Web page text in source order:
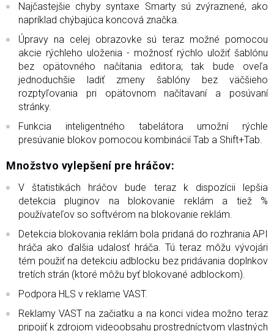
Najčastejšie chyby syntaxe Smarty sú zvýraznené, ako
napríklad chýbajúca koncová značka.
Úpravy na celej obrazovke sú teraz možné pomocou
akcie rýchleho uloženia - možnosť rýchlo uložiť šablónu
bez opätovného načítania editora; tak bude oveľa
jednoduchšie ladiť zmeny šablóny bez väčšieho
rozptyľovania pri opätovnom načítavaní a posúvaní
stránky.
Funkcia inteligentného tabelátora umožní rýchle
presúvanie blokov pomocou kombinácií Tab a Shift+Tab.
Množstvo vylepšení pre hráčov:
V štatistikách hráčov bude teraz k dispozícii lepšia
detekcia pluginov na blokovanie reklám a tiež %
používateľov so softvérom na blokovanie reklám.
Detekcia blokovania reklám bola pridaná do rozhrania API
hráča ako ďalšia udalosť hráča. Tú teraz môžu vývojári
tém použiť na detekciu adblocku bez pridávania doplnkov
tretích strán (ktoré môžu byť blokované adblockom).
Podpora HLS v reklame VAST.
Reklamy VAST na začiatku a na konci videa možno teraz
pripojiť k zdrojom videoobsahu prostredníctvom vlastných